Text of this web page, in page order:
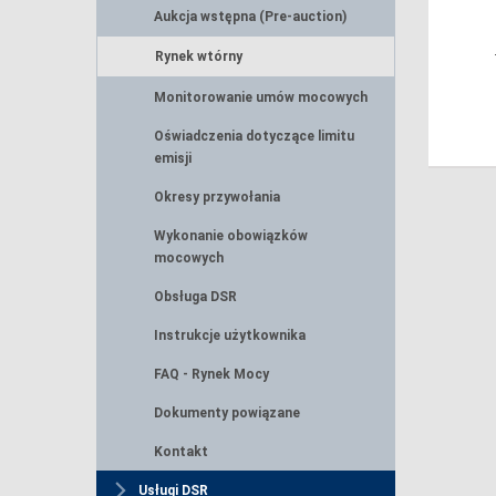
Aukcja wstępna (Pre-auction)
Rynek wtórny
Monitorowanie umów mocowych
Oświadczenia dotyczące limitu
emisji
Okresy przywołania
Wykonanie obowiązków
mocowych
Obsługa DSR
Instrukcje użytkownika
FAQ - Rynek Mocy
Dokumenty powiązane
Kontakt
Usługi DSR